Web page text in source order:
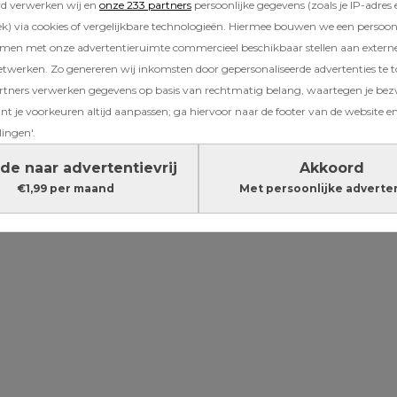
verwerken wij en onze 233 partners persoonlijke gegevens (zoals je IP-adres
via cookies of vergelijkbare technologieën. Hiermee bouwen we een
met onze advertentieruimte commercieel beschikbaar stellen aan
Zo genereren wij inkomsten door gepersonaliseerde advertenties te
verwerken gegevens op basis van rechtmatig belang, waartegen je
je voorkeuren altijd aanpassen; ga hiervoor naar de footer van de website
naar advertentievrij
€1,99 per maand
Akkoord
Met persoonlijke
gebeurt, is de ergste nachtmerrie
Miller, een ogenschijnlijk gewone 13-jarige
van de moord op een klasgenoot. Zijn
Stephen Graham en Christine Tremarco,
met iets wat iedere ouder vreest: hoe
Lees verder onder de advertentie